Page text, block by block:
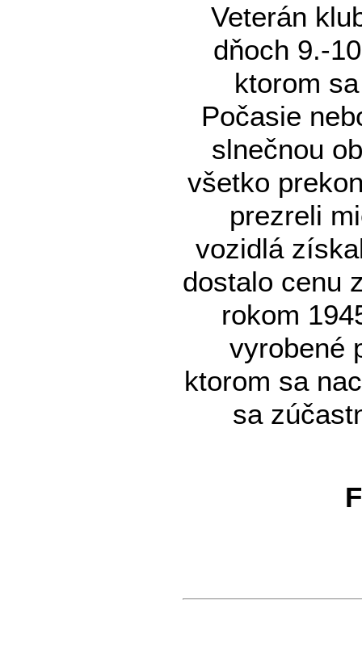
Veterán
dňoch 9.-
ktorom
Počasie
slnečnou
všetko
prezreli
vozidlá
dostalo cenu
rokom
vyrobené
ktorom sa
sa